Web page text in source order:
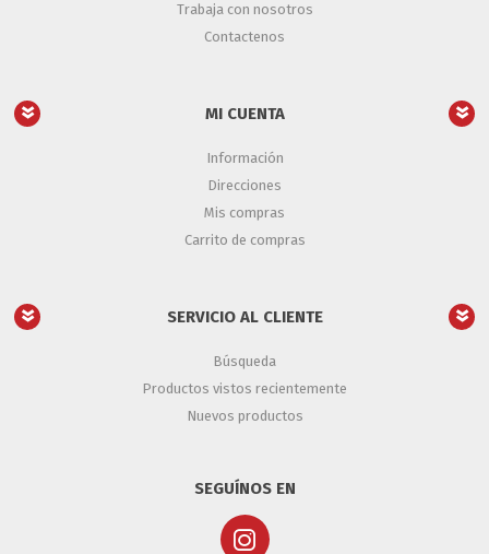
Trabaja con nosotros
Contactenos
MI CUENTA
Información
Direcciones
Mis compras
Carrito de compras
SERVICIO AL CLIENTE
Búsqueda
Productos vistos recientemente
Nuevos productos
SEGUÍNOS EN